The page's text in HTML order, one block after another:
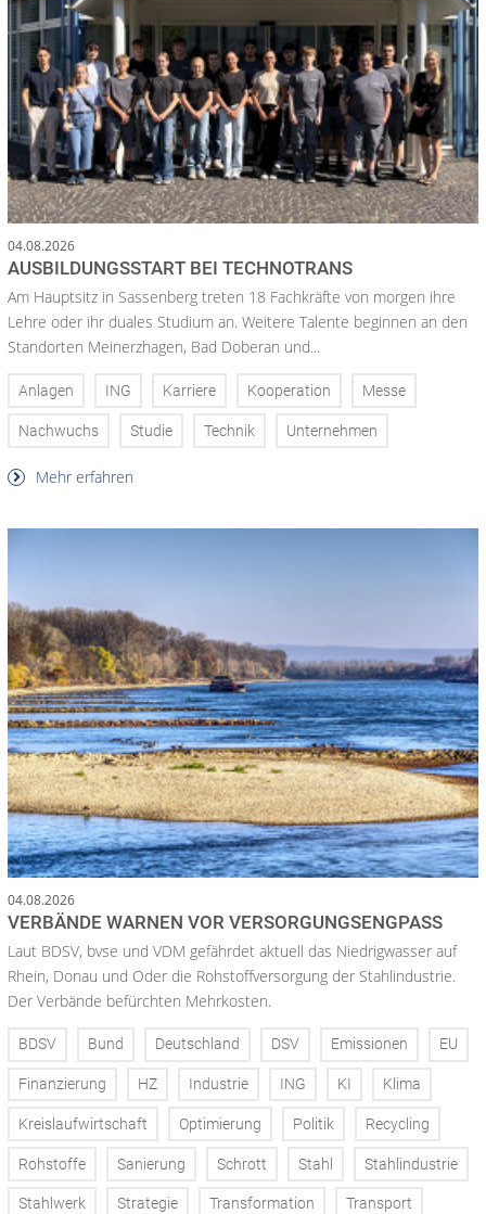
04.08.2026
AUSBILDUNGSSTART BEI TECHNOTRANS
Am Hauptsitz in Sassenberg treten 18 Fachkräfte von morgen ihre
Lehre oder ihr duales Studium an. Weitere Talente beginnen an den
Standorten Meinerzhagen, Bad Doberan und...
Anlagen ING Karriere Kooperation Messe
Nachwuchs Studie Technik Unternehmen
Mehr erfahren
04.08.2026
VERBÄNDE WARNEN VOR VERSORGUNGSENGPASS
Laut BDSV, bvse und VDM gefährdet aktuell das Niedrigwasser auf
Rhein, Donau und Oder die Rohstoffversorgung der Stahlindustrie.
Der Verbände befürchten Mehrkosten.
BDSV Bund Deutschland DSV Emissionen EU
Finanzierung HZ Industrie ING KI Klima
Kreislaufwirtschaft Optimierung Politik Recycling
Rohstoffe Sanierung Schrott Stahl Stahlindustrie
Stahlwerk Strategie Transformation Transport